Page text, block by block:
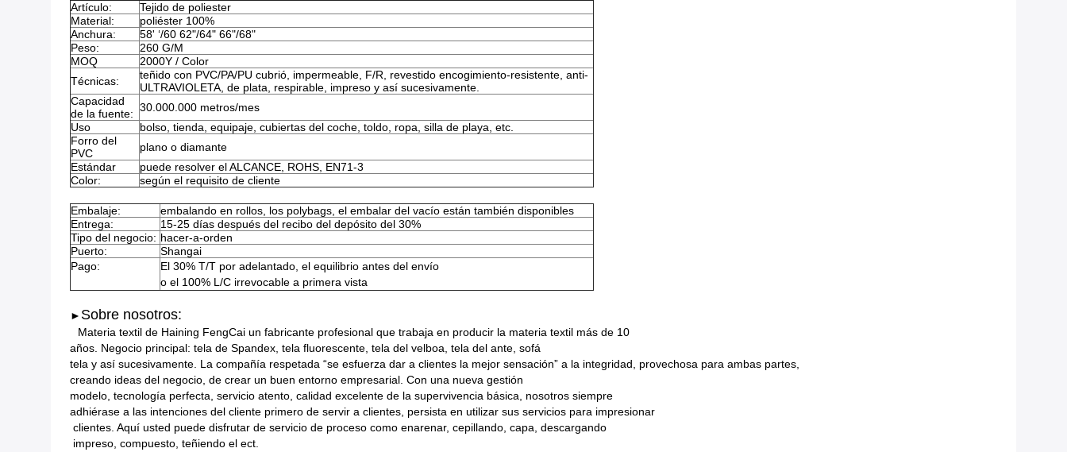
Artículo:
Tejido de poliester
Material:
poliéster 100%
Anchura:
58' ‘/60 62"/64" 66"/68"
Peso:
260 G/M
MOQ
2000Y / Color
Técnicas:
teñido con PVC/PA/PU cubrió, impermeable, F/R, revestido encogimiento-resistente, anti-
ULTRAVIOLETA, de plata, respirable, impreso y así sucesivamente.
Capacidad
de la fuente: 30.000.000 metros/mes
Uso
bolso, tienda, equipaje, cubiertas del coche, toldo, ropa, silla de playa, etc.
Forro del
PVC
plano o diamante
Estándar
puede resolver el ALCANCE, ROHS, EN71-3
Color:
según el requisito de cliente
Embalaje:
embalando en rollos, los polybags, el embalar del vacío están también disponibles
Entrega:
15-25 días después del recibo del depósito del 30%
Tipo del negocio: hacer-a-orden
Puerto:
Shangai
Pago:
El 30% T/T por adelantado, el equilibrio antes del envío
o el 100% L/C irrevocable a primera vista
► Sobre nosotros:
Materia textil de Haining FengCai un fabricante profesional que trabaja en producir la materia textil más de 10
años. Negocio principal: tela de Spandex, tela fluorescente, tela del velboa, tela del ante, sofá
tela y así sucesivamente. La compañía respetada “se esfuerza dar a clientes la mejor sensación” a la integridad, provechosa para ambas partes,
creando ideas del negocio, de crear un buen entorno empresarial. Con una nueva gestión
modelo, tecnología perfecta, servicio atento, calidad excelente de la supervivencia básica, nosotros siempre
adhiérase a las intenciones del cliente primero de servir a clientes, persista en utilizar sus servicios para impresionar
clientes. Aquí usted puede disfrutar de servicio de proceso como enarenar, cepillando, capa, descargando
impreso, compuesto, teñiendo el ect.